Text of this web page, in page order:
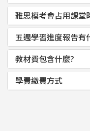
雅思模考會占用課堂
五週學習進度報告有
教材費包含什麼?
學費繳費方式